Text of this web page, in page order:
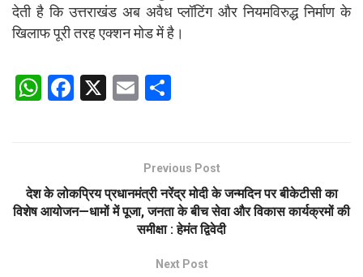
देती है कि उत्तराखंड अब अवैध प्लॉटिंग और नियमविरुद्ध निर्माण के
खिलाफ पूरी तरह एक्शन मोड में है।
W
A
p
F
o
o
X
E
e
Previous Post
देश के लोकप्रिय प्रधानमंत्री नरेंद्र मोदी के जन्मदिन पर बीकेटीसी का
विशेष आयोजन—धामों में पूजा, जनता के बीच सेवा और विकास कार्यक्रमों की
समीक्षा : हेमंत द्विवेदी
Next Post